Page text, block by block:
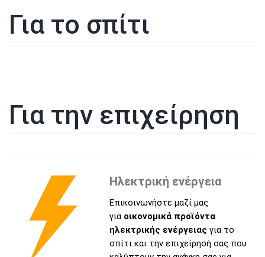
Για το σπίτι
Για την επιχείρηση
Ηλεκτρική ενέργεια
Επικοινωνήστε μαζί μας
για οικονομικά προϊόντα
ηλεκτρικής ενέργειας για το
σπίτι και την επιχείρησή σας που